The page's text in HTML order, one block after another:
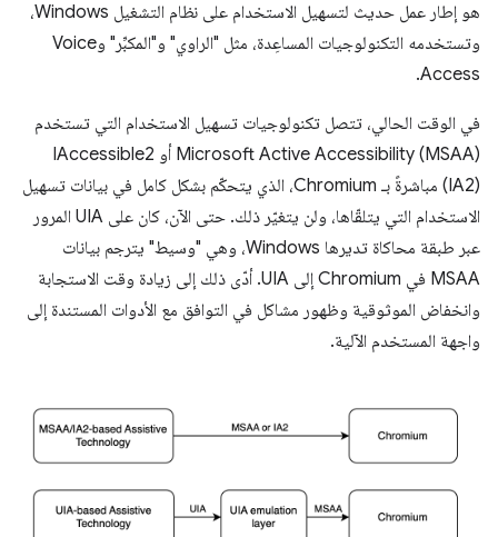
هو إطار عمل حديث لتسهيل الاستخدام على نظام التشغيل Windows،
وتستخدمه التكنولوجيات المساعِدة، مثل "الراوي" و"المكبِّر" وVoice
Access.
في الوقت الحالي، تتصل تكنولوجيات تسهيل الاستخدام التي تستخدم
Microsoft Active Accessibility (MSAA) أو IAccessible2
(IA2) مباشرةً بـ Chromium، الذي يتحكّم بشكل كامل في بيانات تسهيل
الاستخدام التي يتلقّاها، ولن يتغيّر ذلك. حتى الآن، كان على UIA المرور
عبر طبقة محاكاة تديرها Windows، وهي "وسيط" يترجم بيانات
MSAA في Chromium إلى UIA. أدّى ذلك إلى زيادة وقت الاستجابة
وانخفاض الموثوقية وظهور مشاكل في التوافق مع الأدوات المستندة إلى
واجهة المستخدم الآلية.